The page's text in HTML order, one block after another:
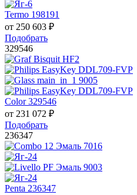
Termo 198191
от 250 603 ₽
Подобрать
329546
Color 329546
от 231 072 ₽
Подобрать
236347
Penta 236347